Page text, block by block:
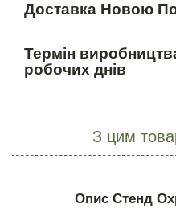
Доставка Новою
Термін
робочих днів
З цим
Опис Стенд